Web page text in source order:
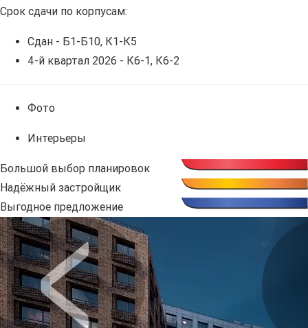
Срок сдачи по корпусам:
Сдан - Б1-Б10, К1-К5
4-й квартал 2026 - К6-1, К6-2
Фото
Интерьеры
Большой выбор планировок
Надёжный застройщик
Выгодное предложение